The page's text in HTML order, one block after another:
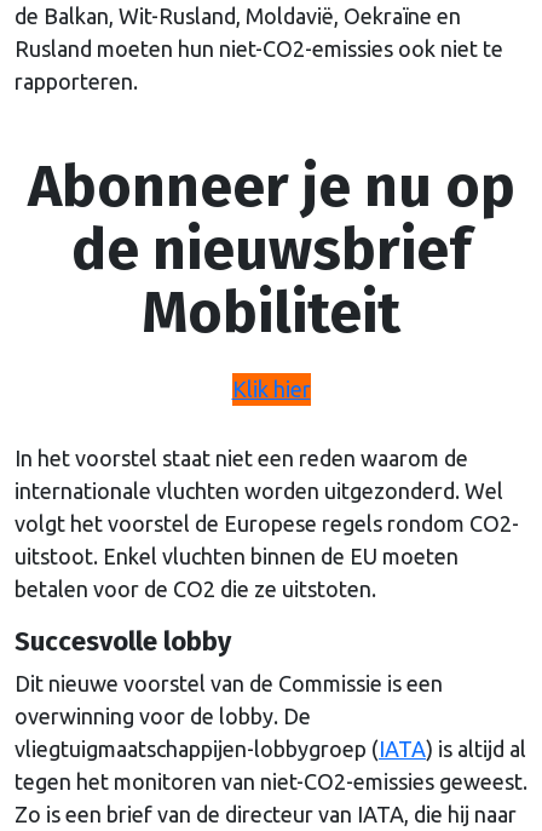
de Balkan, Wit-Rusland, Moldavië, Oekraïne en
Rusland moeten hun niet-CO2-emissies ook niet te
rapporteren.
Abonneer je nu op
de nieuwsbrief
Mobiliteit
Klik hier
In het voorstel staat niet een reden waarom de
internationale vluchten worden uitgezonderd. Wel
volgt het voorstel de Europese regels rondom CO2-
uitstoot. Enkel vluchten binnen de EU moeten
betalen voor de CO2 die ze uitstoten.
Succesvolle lobby
Dit nieuwe voorstel van de Commissie is een
overwinning voor de lobby. De
vliegtuigmaatschappijen-lobbygroep (IATA) is altijd al
tegen het monitoren van niet-CO2-emissies geweest.
Zo is een brief van de directeur van IATA, die hij naar